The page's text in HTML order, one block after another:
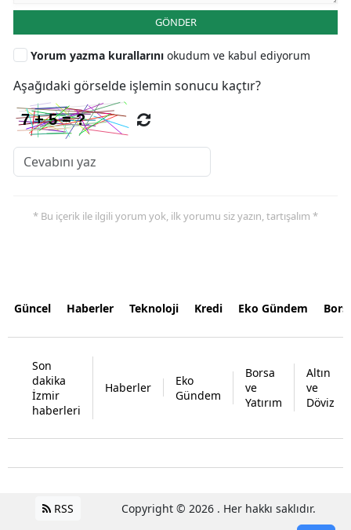
GÖNDER
Yorum yazma kurallarını okudum ve kabul ediyorum
Aşağıdaki görselde işlemin sonucu kaçtır?
* Bu içerik ile ilgili yorum yok, ilk yorumu siz yazın, tartışalım *
Güncel Haberler Teknoloji Kredi Eko Gündem
Son
dakika
İzmir
haberleri
Haberler
Eko
Gündem
Borsa
ve
Yatırım
Altın
ve
Döviz
RSS Copyright © 2026 . Her hakkı saklıdır.